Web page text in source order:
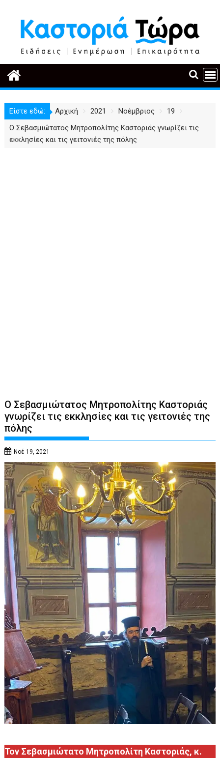
περιεχόμενο
Είστε εδώ: Αρχική 2021 Νοέμβριος
19
Ο Σεβασμιώτατος Μητροπολίτης Καστοριάς γνωρίζει τις
εκκλησίες και τις γειτονιές της πόλης
Ο Σεβασμιώτατος Μητροπολίτης Καστοριάς
γνωρίζει τις εκκλησίες και τις γειτονιές της
πόλης
Νοέ 19, 2021
Τον Σεβασμιώτατο Μητροπολίτη Καστοριάς, κ.